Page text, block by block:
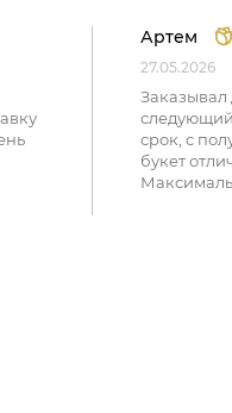
Артем
27.05.2026
Заказывал
следующий
срок, с
букет